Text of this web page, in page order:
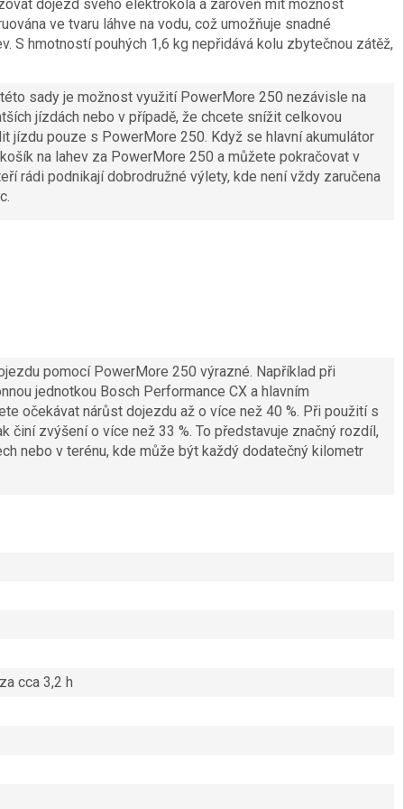
dojezd svého elektrokola a zároveň mít možnost
ve tvaru láhve na vodu, což umožňuje snadné
S hmotností pouhých 1,6 kg nepřidává kolu zbytečnou zátěž,
sady je možnost využití PowerMore 250 nezávisle na
jízdách nebo v případě, že chcete snížit celkovou
jízdu pouze s PowerMore 250. Když se hlavní akumulátor
na lahev za PowerMore 250 a můžete pokračovat v
rádi podnikají dobrodružné výlety, kde není vždy zaručena
pomocí PowerMore 250 výrazné. Například při
jednotkou Bosch Performance CX a hlavním
očekávat nárůst dojezdu až o více než 40 %. Při použití s
činí zvýšení o více než 33 %. To představuje značný rozdíl,
nebo v terénu, kde může být každý dodatečný kilometr
cca 3,2 h